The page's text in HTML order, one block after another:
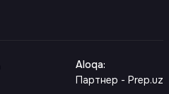
Aloqa:
Партнер - Prep.uz